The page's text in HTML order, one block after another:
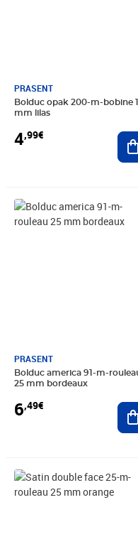
PRASENT
Bolduc opak 200-m-bobine
mm lilas
4,99€
PRASENT
Bolduc america 91-m-
25 mm bordeaux
6,49€
Prix 6,49€
Prix 5,99€